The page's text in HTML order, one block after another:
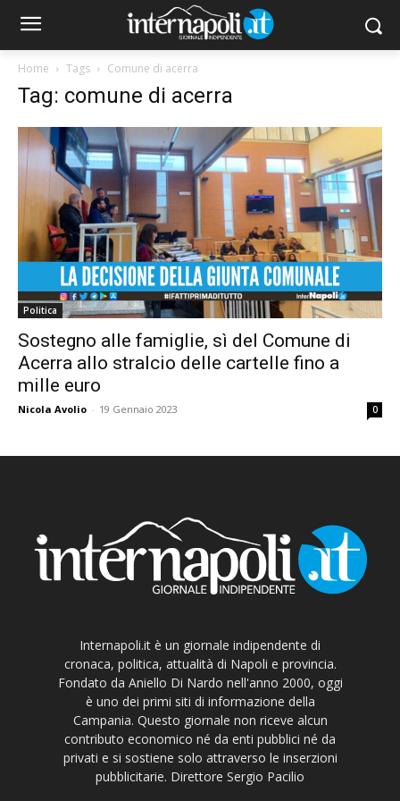
Home Tags Comune di acerra
Tag: comune di acerra
Politica
Sostegno alle famiglie, sì del Comune di
Acerra allo stralcio delle cartelle fino a
mille euro
Nicola Avolio - 19 Gennaio 2023 0
Internapoli.it è un giornale indipendente di
cronaca, politica, attualità di Napoli e provincia.
Fondato da Aniello Di Nardo nell'anno 2000, oggi
è uno dei primi siti di informazione della
Campania. Questo giornale non riceve alcun
contributo economico né da enti pubblici né da
privati e si sostiene solo attraverso le inserzioni
pubblicitarie. Direttore Sergio Pacilio